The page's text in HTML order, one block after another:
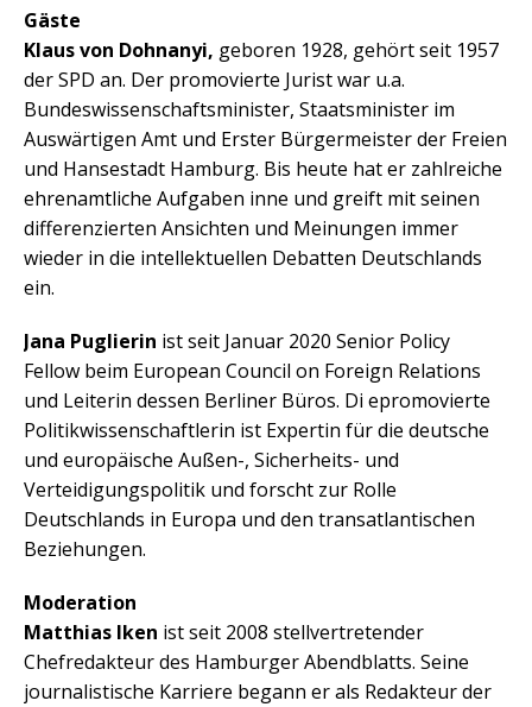
Gäste
Klaus von Dohnanyi, geboren 1928, gehört seit 1957
der SPD an. Der promovierte Jurist war u.a.
Bundeswissenschaftsminister, Staatsminister im
Auswärtigen Amt und Erster Bürgermeister der Freien
und Hansestadt Hamburg. Bis heute hat er zahlreiche
ehrenamtliche Aufgaben inne und greift mit seinen
differenzierten Ansichten und Meinungen immer
wieder in die intellektuellen Debatten Deutschlands
ein.
Jana Puglierin ist seit Januar 2020 Senior Policy
Fellow beim European Council on Foreign Relations
und Leiterin dessen Berliner Büros. Di epromovierte
Politikwissenschaftlerin ist Expertin für die deutsche
und europäische Außen-, Sicherheits- und
Verteidigungspolitik und forscht zur Rolle
Deutschlands in Europa und den transatlantischen
Beziehungen.
Moderation
Matthias Iken ist seit 2008 stellvertretender
Chefredakteur des Hamburger Abendblatts. Seine
journalistische Karriere begann er als Redakteur der